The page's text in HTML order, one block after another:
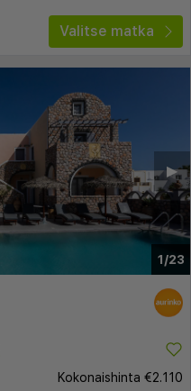
Valitse matka
1/23
▶︎
Kokonaishinta €2.110